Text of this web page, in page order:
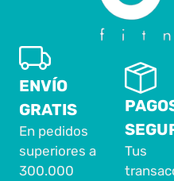
ENVÍO
GRATIS
En pedidos
superiores a
300.000
Tus